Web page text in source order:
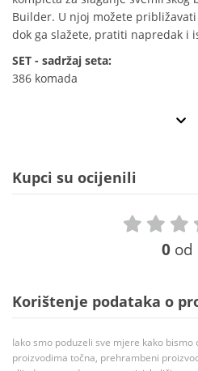
Builder. U njoj možete
dok ga slažete, pratiti napredak i
SET - sadržaj seta:
386 komada
Kupci su ocijenili
0 od
Korištenje podataka o
Iako smo poduzeli sve mjere kako
proizvodima točna, prehrambeni